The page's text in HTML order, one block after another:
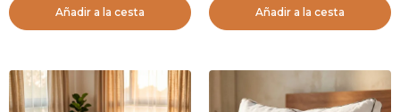
Añadir a la cesta Añadir a la cesta